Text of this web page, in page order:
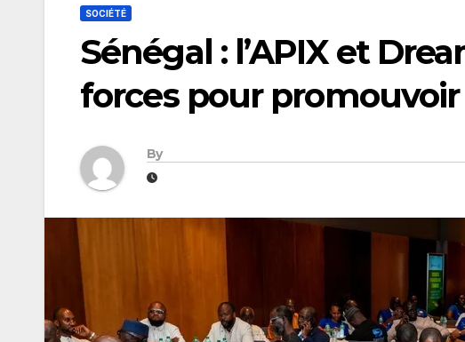
SOCIÉTÉ
Sénégal : l’APIX et
forces pour
By